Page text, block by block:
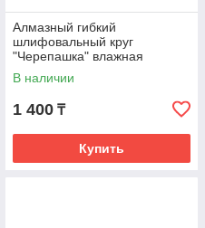
Алмазный гибкий
шлифовальный круг
"Черепашка" влажная
шлифовка, 100мм №3000
РемоКолор 74-4-300
В наличии
1 400 ₸
Купить